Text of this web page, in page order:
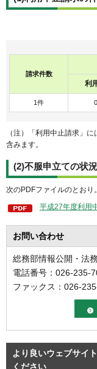
請求件数
利
1件
（注）「利用中止請求」
含みます。
(2)不服申立ての状況
次のPDFファイルのとおり。
平成27年度利用
お問い合わせ
総務部情報公開・法
電話番号：026-235-
ファックス：026-
より良いウェブサイ
ください